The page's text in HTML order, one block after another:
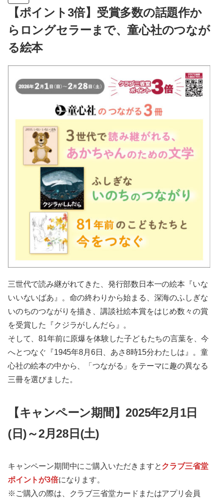
【ポイント3倍】受賞多数の話題作か
らロングセラーまで、童心社のつなが
る絵本
三世代で読み継がれてきた、発行部数日本一の絵本『いな
いいないばあ』。命の終わりから始まる、深海のふしぎな
いのちのつながりを描き、講談社絵本賞をはじめ数々の賞
を受賞した『クジラがしんだら』。
そして、81年前に原爆を体験した子どもたちの言葉を、今
へとつなぐ『1945年8月6日、あさ8時15分わたしは』。童
心社の絵本の中から、「つながる」をテーマに趣の異なる
三冊を選びました。
【キャンペーン期間】2025年2月1日
(日)～2月28日(土)
キャンペーン期間中にご購入いただきますとクラブ三省堂
ポイントが3倍になります。
※ご購入の際は、クラブ三省堂カードまたはアプリ会員